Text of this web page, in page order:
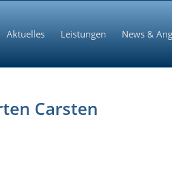
Aktuelles Leistungen News &
Carsten